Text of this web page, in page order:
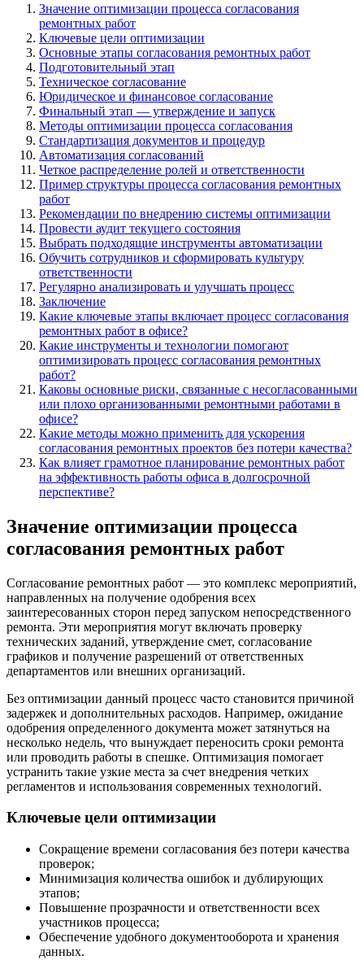
Значение оптимизации процесса согласования
ремонтных работ
Ключевые цели оптимизации
Основные этапы согласования ремонтных работ
Подготовительный этап
Техническое согласование
Юридическое и финансовое согласование
Финальный этап — утверждение и запуск
Методы оптимизации процесса согласования
Стандартизация документов и процедур
Автоматизация согласований
Четкое распределение ролей и ответственности
Пример структуры процесса согласования ремонтных
работ
Рекомендации по внедрению системы оптимизации
Провести аудит текущего состояния
Выбрать подходящие инструменты автоматизации
Обучить сотрудников и сформировать культуру
ответственности
Регулярно анализировать и улучшать процесс
Заключение
Какие ключевые этапы включает процесс согласования
ремонтных работ в офисе?
Какие инструменты и технологии помогают
оптимизировать процесс согласования ремонтных
работ?
Каковы основные риски, связанные с несогласованными
или плохо организованными ремонтными работами в
офисе?
Какие методы можно применить для ускорения
согласования ремонтных проектов без потери качества?
Как влияет грамотное планирование ремонтных работ
на эффективность работы офиса в долгосрочной
перспективе?
Значение оптимизации процесса
согласования ремонтных работ
Согласование ремонтных работ — это комплекс мероприятий,
направленных на получение одобрения всех
заинтересованных сторон перед запуском непосредственного
ремонта. Эти мероприятия могут включать проверку
технических заданий, утверждение смет, согласование
графиков и получение разрешений от ответственных
департаментов или внешних организаций.
Без оптимизации данный процесс часто становится причиной
задержек и дополнительных расходов. Например, ожидание
одобрения определенного документа может затянуться на
несколько недель, что вынуждает переносить сроки ремонта
или проводить работы в спешке. Оптимизация помогает
устранить такие узкие места за счет внедрения четких
регламентов и использования современных технологий.
Ключевые цели оптимизации
Сокращение времени согласования без потери качества
проверок;
Минимизация количества ошибок и дублирующих
этапов;
Повышение прозрачности и ответственности всех
участников процесса;
Обеспечение удобного документооборота и хранения
данных.